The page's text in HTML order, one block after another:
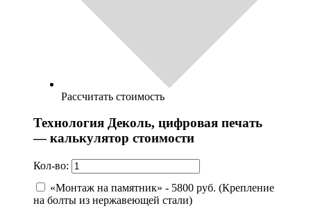
Рассчитать стоимость
Технология Деколь, цифровая печать
— калькулятор стоимости
Кол-во:
«Монтаж на памятник» - 5800 руб. (Крепление
на болты из нержавеющей стали)